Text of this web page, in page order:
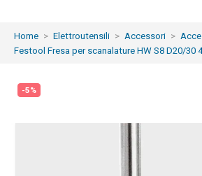
Home Elettroutensili Accessori
Festool Fresa per scanalature HW S8 D20/30
-5%